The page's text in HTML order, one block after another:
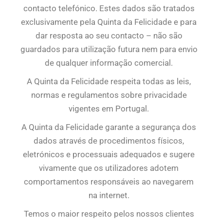
contacto telefónico. Estes dados são tratados
exclusivamente pela Quinta da Felicidade e para
dar resposta ao seu contacto – não são
guardados para utilização futura nem para envio
de qualquer informação comercial.
A Quinta da Felicidade respeita todas as leis,
normas e regulamentos sobre privacidade
vigentes em Portugal.
A Quinta da Felicidade garante a segurança dos
dados através de procedimentos físicos,
eletrónicos e processuais adequados e sugere
vivamente que os utilizadores adotem
comportamentos responsáveis ao navegarem
na internet.
Temos o maior respeito pelos nossos clientes